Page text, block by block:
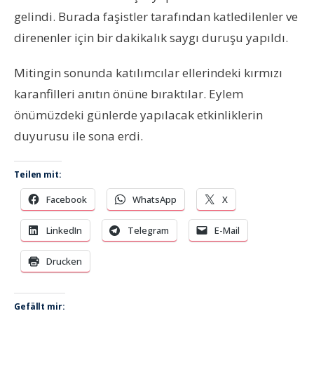
gelindi. Burada faşistler tarafından katledilenler ve
direnenler için bir dakikalık saygı duruşu yapıldı.
Mitingin sonunda katılımcılar ellerindeki kırmızı
karanfilleri anıtın önüne bıraktılar. Eylem
önümüzdeki günlerde yapılacak etkinliklerin
duyurusu ile sona erdi.
Teilen mit:
Facebook WhatsApp X
LinkedIn Telegram E-Mail
Drucken
Gefällt mir: